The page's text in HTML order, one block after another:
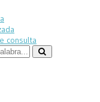
consulta